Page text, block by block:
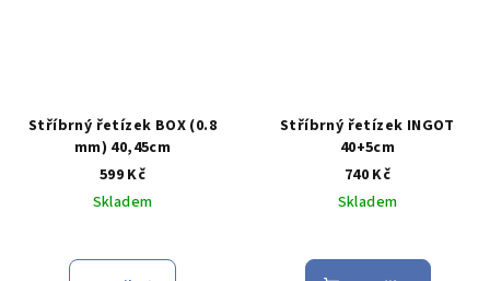
Stříbrný řetízek BOX (0.8
mm) 40,45cm
599 Kč
Skladem
Stříbrný řetízek INGOT
40+5cm
740 Kč
Skladem